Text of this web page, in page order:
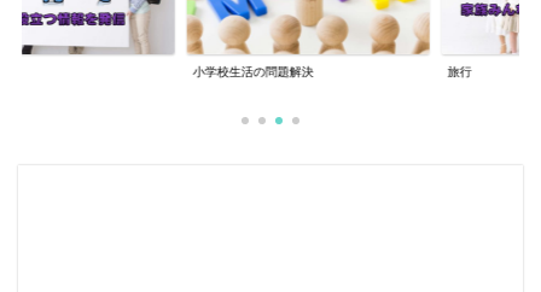
小学校生活の問題解決